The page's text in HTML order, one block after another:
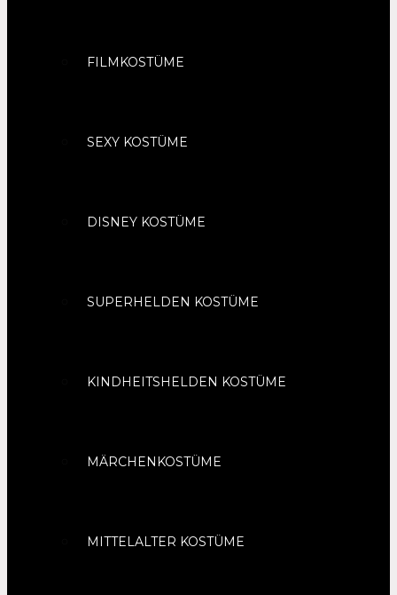
FILMKOSTÜME
SEXY KOSTÜME
DISNEY KOSTÜME
SUPERHELDEN KOSTÜME
KINDHEITSHELDEN KOSTÜME
MÄRCHENKOSTÜME
MITTELALTER KOSTÜME